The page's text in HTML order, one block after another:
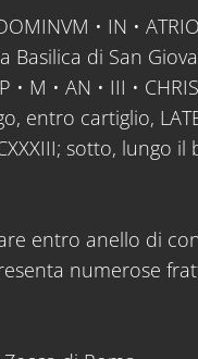
• IN •
Basilica di San
• M • AN • III •
entro cartiglio,
sotto, lungo il
entro anello di
numerose